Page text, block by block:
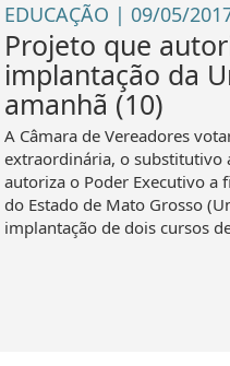
EDUCAÇÃO | 09/05/
Projeto que
implantação da
amanhã (10)
A Câmara de Vereadores
extraordinária, o substitutivo
autoriza o Poder Executivo a
do Estado de Mato Grosso
implantação de dois cursos